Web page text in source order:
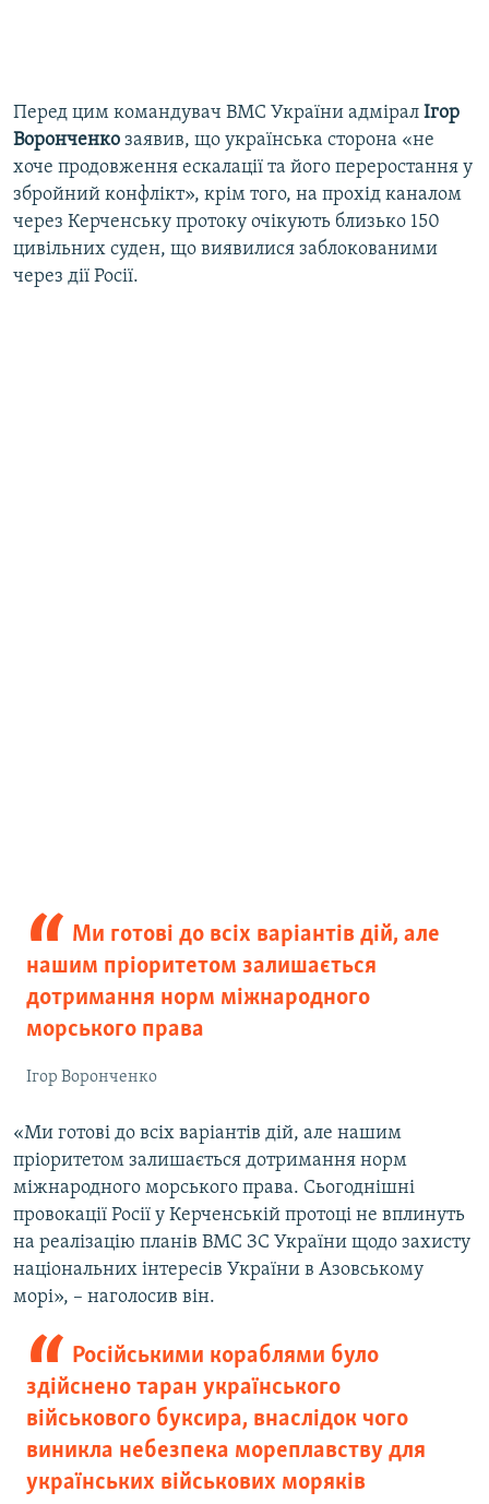
Перед цим командувач ВМС України адмірал Ігор
Воронченко заявив, що українська сторона «не
хоче продовження ескалації та його переростання у
збройний конфлікт», крім того, на прохід каналом
через Керченську протоку очікують близько 150
цивільних суден, що виявилися заблокованими
через дії Росії.
Ми готові до всіх варіантів дій, але
нашим пріоритетом залишається
дотримання норм міжнародного
морського права
Ігор Воронченко
«Ми готові до всіх варіантів дій, але нашим
пріоритетом залишається дотримання норм
міжнародного морського права. Сьогоднішні
провокації Росії у Керченській протоці не вплинуть
на реалізацію планів ВМС ЗС України щодо захисту
національних інтересів України в Азовському
морі», – наголосив він.
Російськими кораблями було
здійснено таран українського
військового буксира, внаслідок чого
виникла небезпека мореплавству для
українських військових моряків